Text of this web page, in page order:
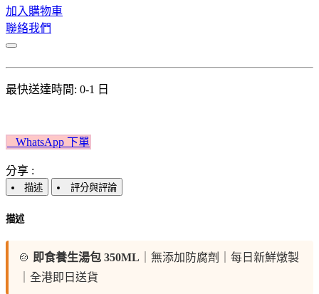
加入購物車
聯絡我們
最快送達時間: 0-1 日
W​​hatsApp 下單​​​​​​
分享 :
描述 評分與評論
描述
🍲 即食養生湯包 350ML ｜無添加防腐劑｜每日新鮮燉製
｜全港即日送貨